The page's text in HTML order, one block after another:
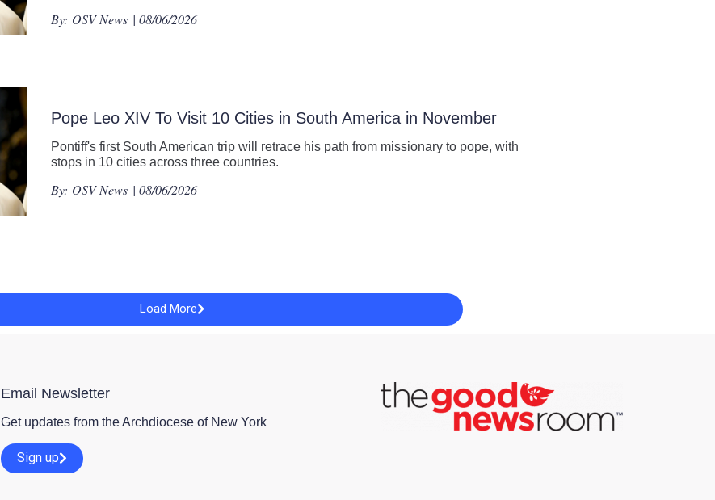
By: OSV News | 08/06/2026
Pope Leo XIV To Visit 10 Cities in South America in November
Pontiff's first South American trip will retrace his path from missionary to pope, with
stops in 10 cities across three countries.
By: OSV News | 08/06/2026
Load More
Email Newsletter
Get updates from the Archdiocese of New York
Sign up